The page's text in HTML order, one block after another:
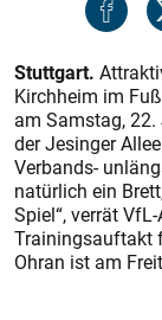
Stuttgart.
Kirchheim im
am Samstag, 22.
der Jesinger
Verbands-
natürlich ein
Spiel“, verrät
Trainingsauftakt
Ohran ist am